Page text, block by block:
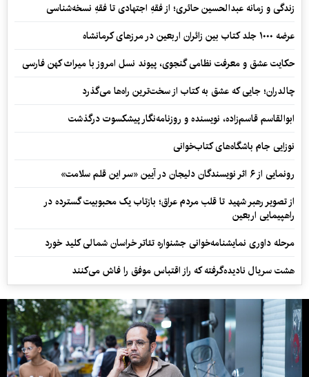
زندگی و زمانه عبدالحسین حائری؛ از فقهِ اجتهادی تا فقهِ نسخه‌شناسی
عرضه ۱۰۰۰ جلد کتاب بین زائران اربعین در مرزهای کرمانشاه
حکایت عشق و معرفت نظامی گنجوی، پیوند نسل امروز با میراث کهن فارسی
چالدران؛ جایی که عشق به کتاب از سخت‌ترین راه‌ها می‌گذرد
ابوالقاسم قاسم‌زاده، نویسنده و روزنامه‌نگار پیشکسوت درگذشت
نوزایی جام باشگاه‌های کتاب‌خوانی
رونمایی از ۶ اثر نویسندگان دلیجان در آیین «سر این قلم سلامت»
از تصویر رهبر شهید تا قلب مردم عراق؛ بازتاب یک محبوبیت گسترده در
راهپیمایی اربعین
مرحله داوری نمایشنامه‌خوانی جشنواره تئاتر خراسان شمالی کلید خورد
هشت سریال نادیده‌گرفته که راز اقتباس موفق را فاش می‌کنند